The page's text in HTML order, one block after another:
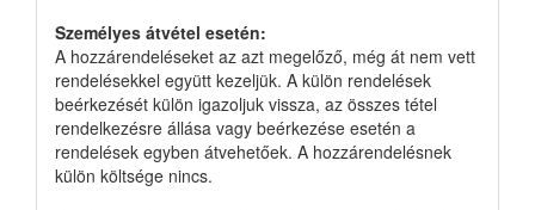
Személyes átvétel esetén:
A hozzárendeléseket az azt megelőző, még át nem vett
rendelésekkel együtt kezeljük. A külön rendelések
beérkezését külön igazoljuk vissza, az összes tétel
rendelkezésre állása vagy beérkezése esetén a
rendelések egyben átvehetőek. A hozzárendelésnek
külön költsége nincs.